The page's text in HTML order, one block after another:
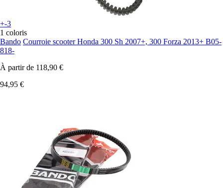
+-3
1 coloris
Bando Courroie scooter Honda 300 Sh 2007+, 300 Forza 2013+ B05-
818-
À partir de 118,90 €
94,95 €